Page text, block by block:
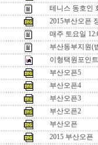
테니스 동호인
2015부산오픈
매주 토요일
부산동부지원(
이형택원포인
부산오픈5
부산오픈4
부산오픈3
부산오픈2
부산오픈
2015 부산오픈